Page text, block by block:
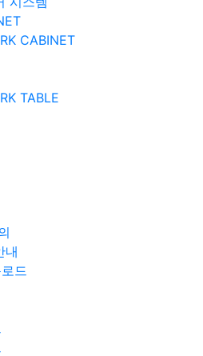
CABINET
TABLE
내
드